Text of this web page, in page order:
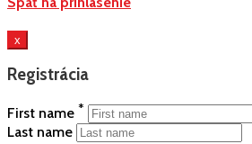
x
Registrácia
First name *
Last name